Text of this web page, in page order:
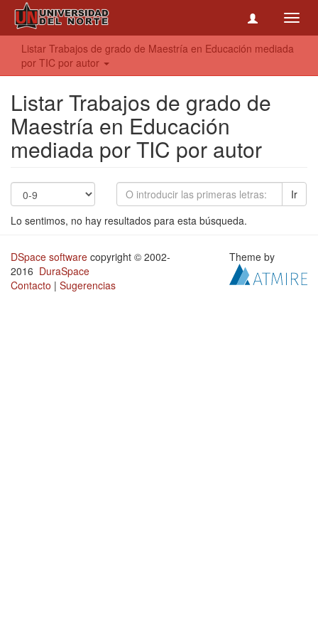
Listar Trabajos de grado de Maestría en Educación mediada
por TIC por autor
Listar Trabajos de grado de
Maestría en Educación
mediada por TIC por autor
Ir
Lo sentimos, no hay resultados para esta búsqueda.
DSpace software copyright © 2002-
2016 DuraSpace
Contacto | Sugerencias
Theme by